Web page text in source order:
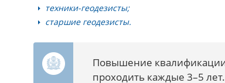
техники-геодезисты;
старшие геодезисты.
Повышение
проходить каждые 3–5 лет.